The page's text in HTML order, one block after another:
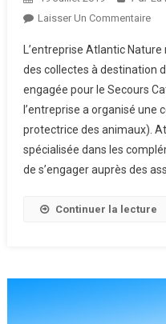
Laisser Un CommentaireSur
L’entreprise Atlantic
des collectes à destination
engagée pour le Secours
l’entreprise a organisé une
protectrice des animaux).
spécialisée dans les
de s’engager auprès des
Continuer la lecture